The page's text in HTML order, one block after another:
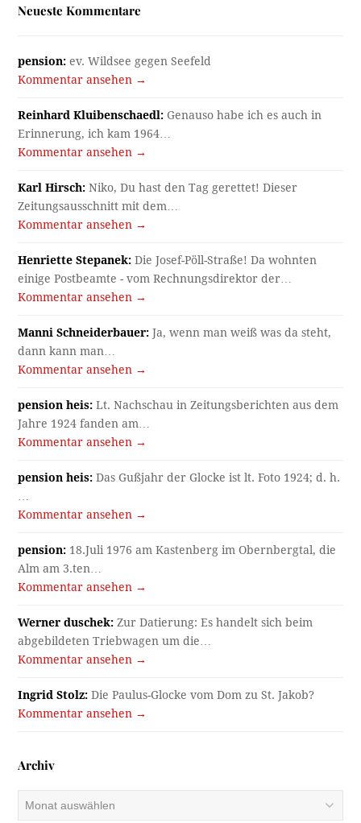
Neueste Kommentare
pension: ev. Wildsee gegen Seefeld
Kommentar ansehen →
Reinhard Kluibenschaedl: Genauso habe ich es auch in
Erinnerung, ich kam 1964…
Kommentar ansehen →
Karl Hirsch: Niko, Du hast den Tag gerettet! Dieser
Zeitungsausschnitt mit dem…
Kommentar ansehen →
Henriette Stepanek: Die Josef-Pöll-Straße! Da wohnten
einige Postbeamte - vom Rechnungsdirektor der…
Kommentar ansehen →
Manni Schneiderbauer: Ja, wenn man weiß was da steht,
dann kann man…
Kommentar ansehen →
pension heis: Lt. Nachschau in Zeitungsberichten aus dem
Jahre 1924 fanden am…
Kommentar ansehen →
pension heis: Das Gußjahr der Glocke ist lt. Foto 1924; d. h.
Kommentar ansehen →
pension: 18.Juli 1976 am Kastenberg im Obernbergtal, die
Alm am 3.ten…
Kommentar ansehen →
Werner duschek: Zur Datierung: Es handelt sich beim
abgebildeten Triebwagen um die…
Kommentar ansehen →
Ingrid Stolz: Die Paulus-Glocke vom Dom zu St. Jakob?
Kommentar ansehen →
Archiv